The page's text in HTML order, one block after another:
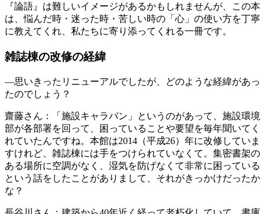
『論語』は難しいイメージがあるかもしれませんが、この本
は、悩んだ時・迷った時・苦しい時の「心」の使い方を丁寧
に教えてくれ、私たちに寄り添ってくれる一冊です。
雑誌棟の改修の経緯
―思いきったリニューアルでしたが、どのような経緯があっ
たのでしょう？
齋藤さん ：「施設キャラバン」というのがあって、施設環境
部が各部署を回って、困っていることや要望を毎年聞いてく
れていたんですね。本館は2014（平成26）年に改修していま
すけれど、雑誌棟には手をつけられていなくて。集密書架の
ある場所に空調がなく、湿気を防げなくて非常に困っている
という話をしたことがありまして、それがきっかけだったか
な？